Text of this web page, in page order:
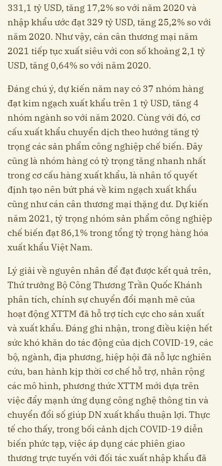
331,1 tỷ USD, tăng 17,2% so với năm 2020 và
nhập khẩu ước đạt 329 tỷ USD, tăng 25,2% so với
năm 2020. Như vậy, cán cân thương mại năm
2021 tiếp tục xuất siêu với con số khoảng 2,1 tỷ
USD, tăng 0,64% so với năm 2020.
Đáng chú ý, dự kiến năm nay có 37 nhóm hàng
đạt kim ngạch xuất khẩu trên 1 tỷ USD, tăng 4
nhóm ngành so với năm 2020. Cùng với đó, cơ
cấu xuất khẩu chuyển dịch theo hướng tăng tỷ
trọng các sản phẩm công nghiệp chế biến. Đây
cũng là nhóm hàng có tỷ trọng tăng nhanh nhất
trong cơ cấu hàng xuất khẩu, là nhân tố quyết
định tạo nên bứt phá về kim ngạch xuất khẩu
cũng như cán cân thương mại thặng dư. Dự kiến
năm 2021, tỷ trọng nhóm sản phẩm công nghiệp
chế biến đạt 86,1% trong tổng tỷ trọng hàng hóa
xuất khẩu Việt Nam.
Lý giải về nguyên nhân để đạt được kết quả trên,
Thứ trưởng Bộ Công Thương Trần Quốc Khánh
phân tích, chính sự chuyển đổi mạnh mẽ của
hoạt động XTTM đã hỗ trợ tích cực cho sản xuất
và xuất khẩu. Đáng ghi nhận, trong điều kiện hết
sức khó khăn do tác động của dịch COVID-19, các
bộ, ngành, địa phương, hiệp hội đã nỗ lực nghiên
cứu, ban hành kịp thời cơ chế hỗ trợ, nhân rộng
các mô hình, phương thức XTTM mới dựa trên
việc đẩy mạnh ứng dụng công nghệ thông tin và
chuyển đổi số giúp DN xuất khẩu thuận lợi. Thực
tế cho thấy, trong bối cảnh dịch COVID-19 diễn
biến phức tạp, việc áp dụng các phiên giao
thương trực tuyến với đối tác xuất nhập khẩu đã